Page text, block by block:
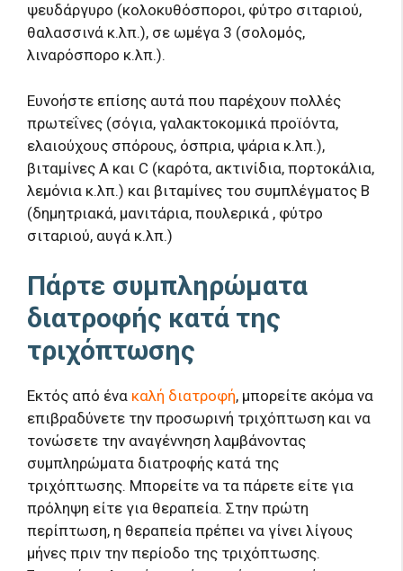
ψευδάργυρο (κολοκυθόσποροι, φύτρο σιταριού,
θαλασσινά κ.λπ.), σε ωμέγα 3 (σολομός,
λιναρόσπορο κ.λπ.).
Ευνοήστε επίσης αυτά που παρέχουν πολλές
πρωτεΐνες (σόγια, γαλακτοκομικά προϊόντα,
ελαιούχους σπόρους, όσπρια, ψάρια κ.λπ.),
βιταμίνες Α και C (καρότα, ακτινίδια, πορτοκάλια,
λεμόνια κ.λπ.) και βιταμίνες του συμπλέγματος Β
(δημητριακά, μανιτάρια, πουλερικά , φύτρο
σιταριού, αυγά κ.λπ.)
Πάρτε συμπληρώματα
διατροφής κατά της
τριχόπτωσης
Εκτός από ένα καλή διατροφή, μπορείτε ακόμα να
επιβραδύνετε την προσωρινή τριχόπτωση και να
τονώσετε την αναγέννηση λαμβάνοντας
συμπληρώματα διατροφής κατά της
τριχόπτωσης. Μπορείτε να τα πάρετε είτε για
πρόληψη είτε για θεραπεία. Στην πρώτη
περίπτωση, η θεραπεία πρέπει να γίνει λίγους
μήνες πριν την περίοδο της τριχόπτωσης.